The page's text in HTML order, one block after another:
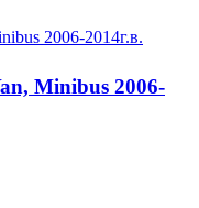
Minibus 2006-